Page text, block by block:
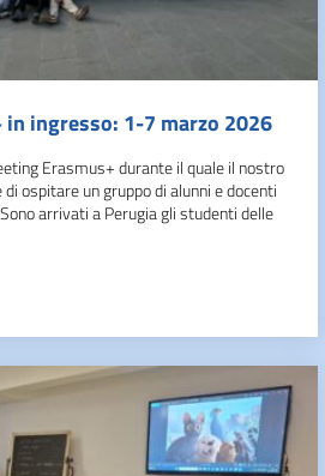
ingresso: 1-7 marzo 2026
Erasmus+ durante il quale il nostro
ospitare un gruppo di alunni e docenti
arrivati a Perugia gli studenti delle